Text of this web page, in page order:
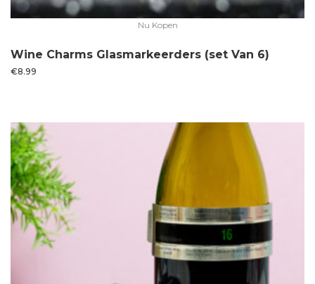
Nu Kopen
Wine Charms Glasmarkeerders (set Van 6)
€8.99